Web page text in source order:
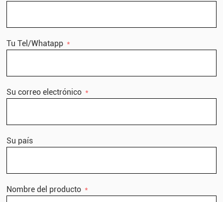
Tu Tel/Whatapp
Su correo electrónico
Su país
Nombre del producto